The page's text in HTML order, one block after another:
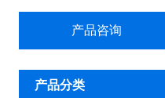
产品咨询
产品分类